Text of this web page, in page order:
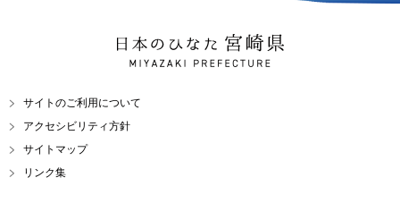
日本のひなた 宮崎県
MIYAZAKI PREFECTURE
サイトのご利用について
アクセシビリティ方針
サイトマップ
リンク集